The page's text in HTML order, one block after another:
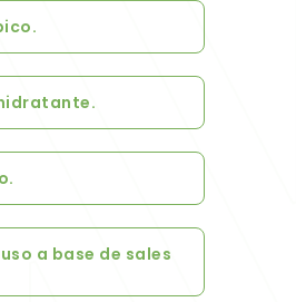
a base de sales